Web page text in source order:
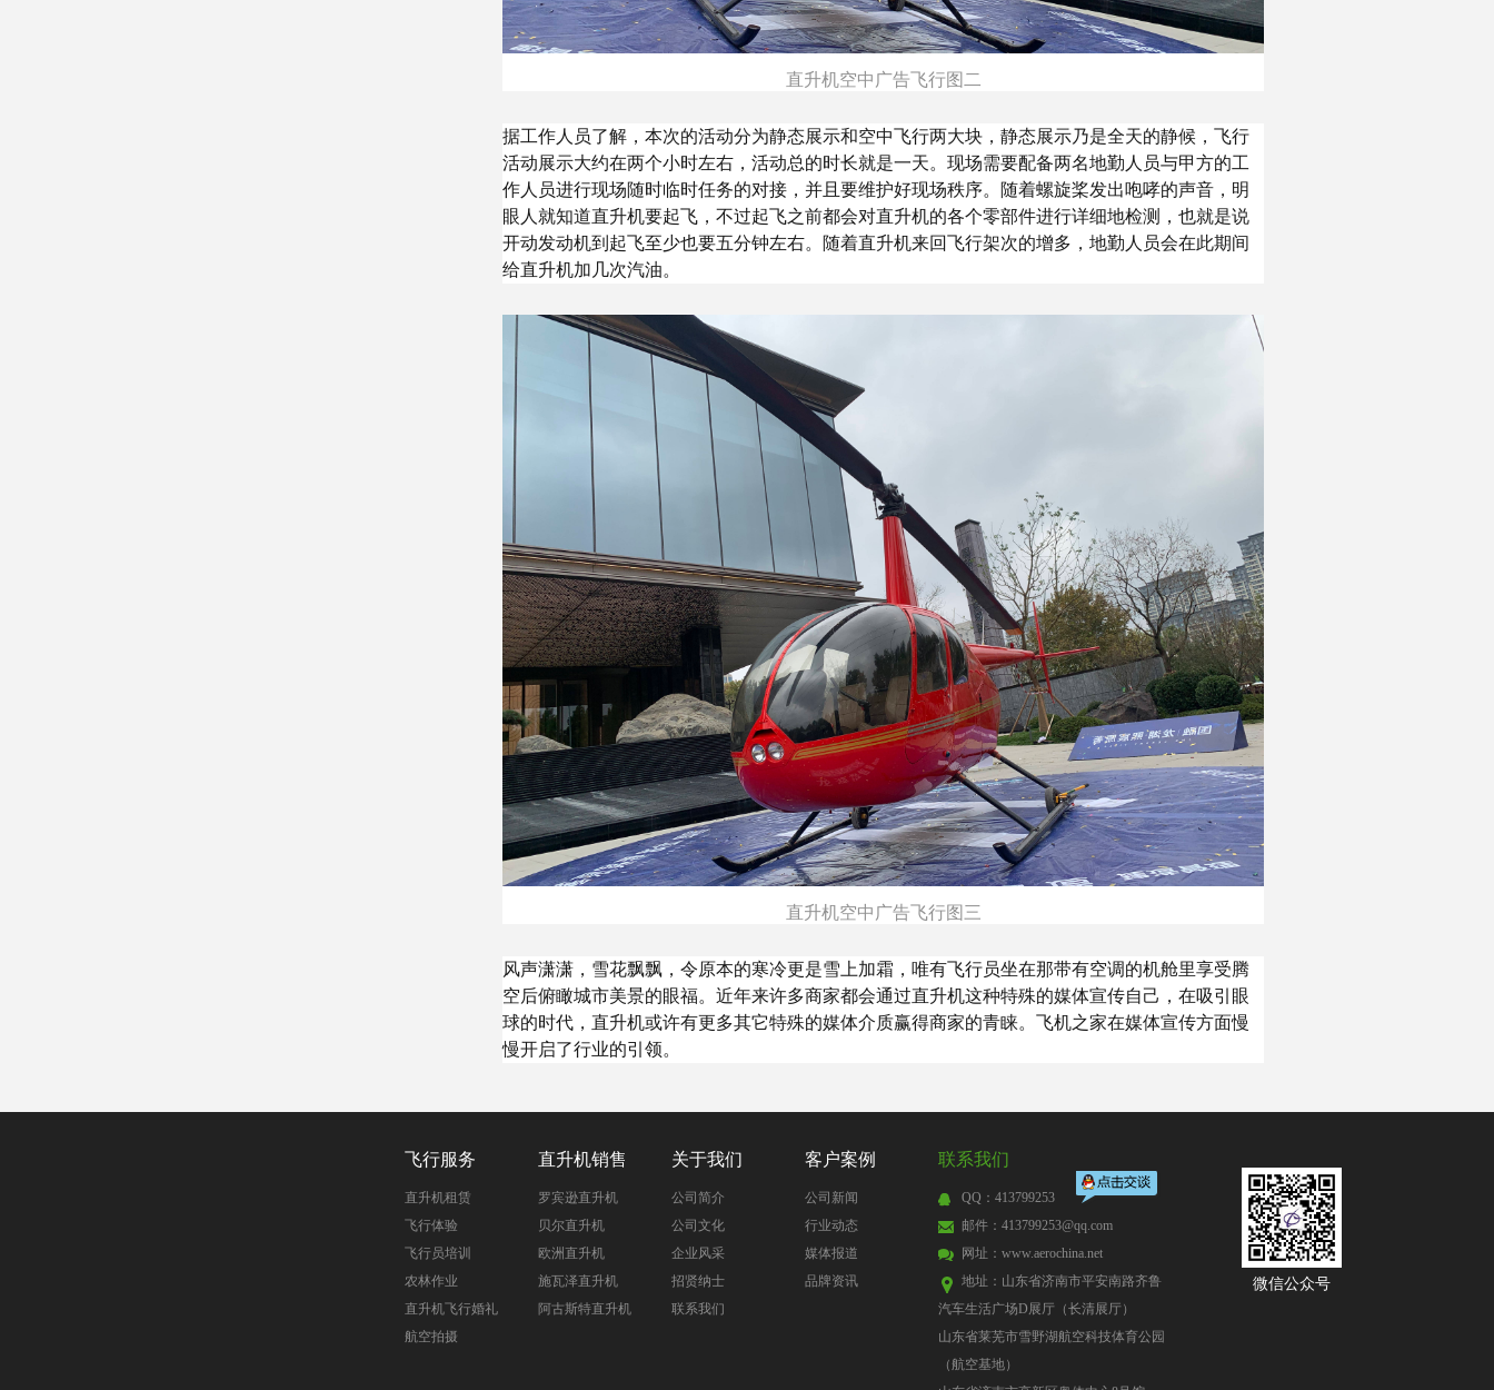
直升机空中广告飞行图二
据工作人员了解，本次的活动分为静态展示和空中飞行两大块，静态展示乃是全天的静候，飞行
活动展示大约在两个小时左右，活动总的时长就是一天。现场需要配备两名地勤人员与甲方的工
作人员进行现场随时临时任务的对接，并且要维护好现场秩序。随着螺旋桨发出咆哮的声音，明
眼人就知道直升机要起飞，不过起飞之前都会对直升机的各个零部件进行详细地检测，也就是说
开动发动机到起飞至少也要五分钟左右。随着直升机来回飞行架次的增多，地勤人员会在此期间
给直升机加几次汽油。
直升机空中广告飞行图三
风声潇潇，雪花飘飘，令原本的寒冷更是雪上加霜，唯有飞行员坐在那带有空调的机舱里享受腾
空后俯瞰城市美景的眼福。近年来许多商家都会通过直升机这种特殊的媒体宣传自己，在吸引眼
球的时代，直升机或许有更多其它特殊的媒体介质赢得商家的青睐。飞机之家在媒体宣传方面慢
慢开启了行业的引领。
飞行服务
直升机租赁
飞行体验
飞行员培训
农林作业
直升机飞行婚礼
航空拍摄
直升机销售
罗宾逊直升机
贝尔直升机
欧洲直升机
施瓦泽直升机
阿古斯特直升机
关于我们
公司简介
公司文化
企业风采
招贤纳士
联系我们
客户案例
公司新闻
行业动态
媒体报道
品牌资讯
联系我们
QQ：413799253
邮件：413799253@qq.com
网址： www.aerochina.net
地址：山东省济南市平安南路齐鲁
汽车生活广场D展厅（长清展厅）
山东省莱芜市雪野湖航空科技体育公园
（航空基地）
微信公众号